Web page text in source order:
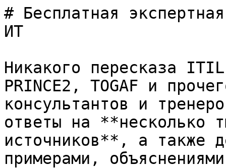
# Бесплатная
ИТ
Никакого пересказа
PRINCE2, TOGAF и
консультантов и
ответы на **несколько
источников**, а также
примерами,